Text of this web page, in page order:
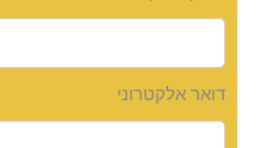
דואר אלקטרוני